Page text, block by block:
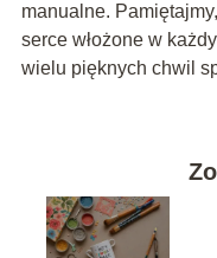
manualne.
serce włożone w
wielu pięknych chwil